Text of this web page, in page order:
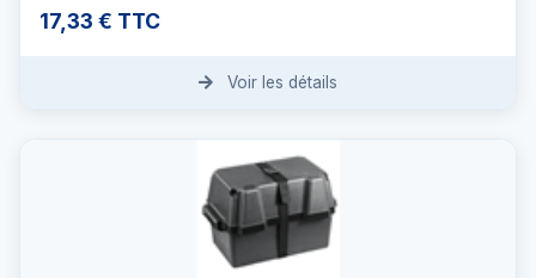
17,33 € TTC
Voir les détails